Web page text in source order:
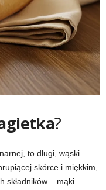
?
to długi, wąski
skórce i miękkim,
składników – mąki